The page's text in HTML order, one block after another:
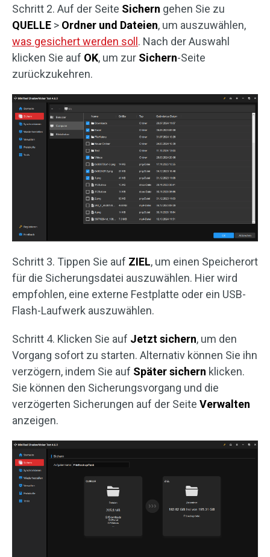
Schritt 2. Auf der Seite Sichern gehen Sie zu
QUELLE > Ordner und Dateien, um auszuwählen,
was gesichert werden soll . Nach der Auswahl
klicken Sie auf OK, um zur Sichern-Seite
zurückzukehren.
Schritt 3. Tippen Sie auf ZIEL, um einen Speicherort
für die Sicherungsdatei auszuwählen. Hier wird
empfohlen, eine externe Festplatte oder ein USB-
Flash-Laufwerk auszuwählen.
Schritt 4. Klicken Sie auf Jetzt sichern, um den
Vorgang sofort zu starten. Alternativ können Sie ihn
verzögern, indem Sie auf Später sichern klicken.
Sie können den Sicherungsvorgang und die
verzögerten Sicherungen auf der Seite Verwalten
anzeigen.